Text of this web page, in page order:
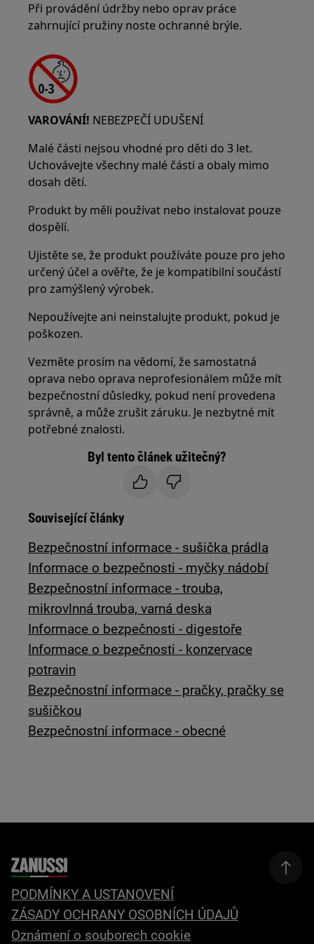
Při provádění údržby nebo oprav práce
zahrnující pružiny noste ochranné brýle.
VAROVÁNÍ! NEBEZPEČÍ UDUŠENÍ
Malé části nejsou vhodné pro děti do 3 let.
Uchovávejte všechny malé části a obaly mimo
dosah dětí.
Produkt by měli používat nebo instalovat pouze
dospělí.
Ujistěte se, že produkt používáte pouze pro jeho
určený účel a ověřte, že je kompatibilní součástí
pro zamýšlený výrobek.
Nepoužívejte ani neinstalujte produkt, pokud je
poškozen.
Vezměte prosím na vědomí, že samostatná
oprava nebo oprava neprofesionálem může mít
bezpečnostní důsledky, pokud není provedena
správně, a může zrušit záruku. Je nezbytné mít
potřebné znalosti.
Byl tento článek užitečný?
Související články
Bezpečnostní informace - sušička prádla
Informace o bezpečnosti - myčky nádobí
Bezpečnostní informace - trouba,
mikrovlnná trouba, varná deska
Informace o bezpečnosti - digestoře
Informace o bezpečnosti - konzervace
potravin
Bezpečnostní informace - pračky, pračky se
sušičkou
Bezpečnostní informace - obecné
PODMÍNKY A USTANOVENÍ
ZÁSADY OCHRANY OSOBNÍCH ÚDAJŮ
Oznámení o souborech cookie